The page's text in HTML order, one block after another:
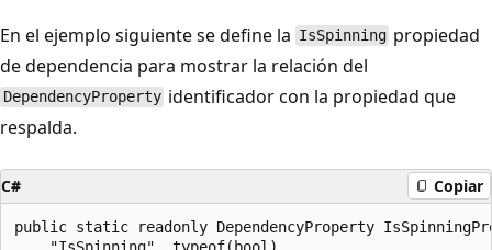
En el ejemplo siguiente se define la IsSpinning propiedad
de dependencia para mostrar la relación del
DependencyProperty identificador con la propiedad que
respalda.
C# Copiar
public static readonly DependencyProperty
    "IsSpinning", typeof(bool),